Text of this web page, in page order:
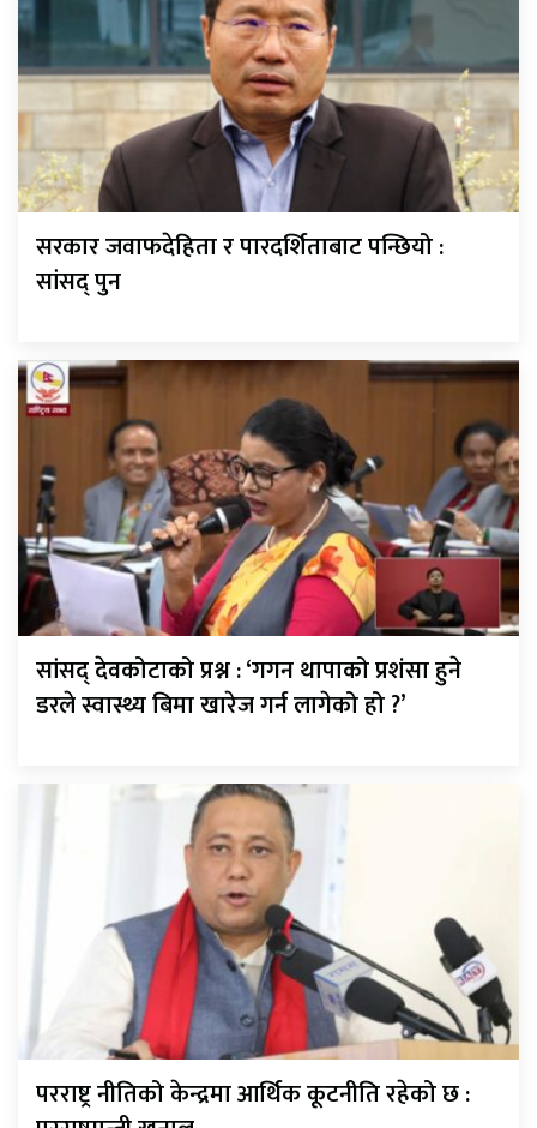
सरकार जवाफदेहिता र पारदर्शिताबाट पन्छियो :
सांसद् पुन
सांसद् देवकोटाको प्रश्न : ‘गगन थापाको प्रशंसा हुने
डरले स्वास्थ्य बिमा खारेज गर्न लागेको हो ?’
परराष्ट्र नीतिको केन्द्रमा आर्थिक कूटनीति रहेको छ :